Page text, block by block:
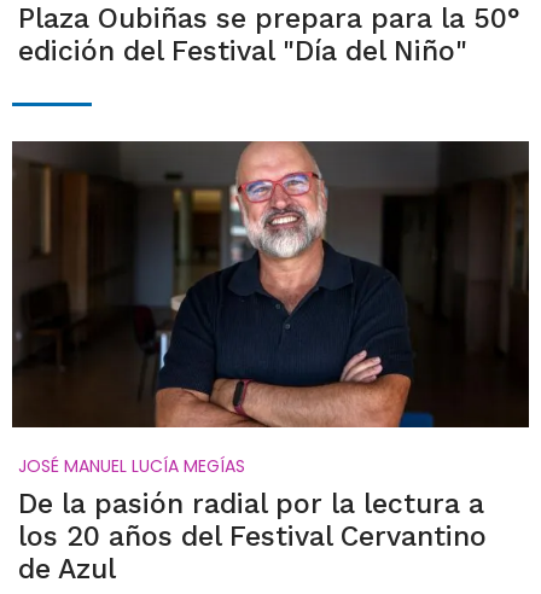
Plaza Oubiñas se prepara para la 50°
edición del Festival "Día del Niño"
JOSÉ MANUEL LUCÍA MEGÍAS
De la pasión radial por la lectura a
los 20 años del Festival Cervantino
de Azul